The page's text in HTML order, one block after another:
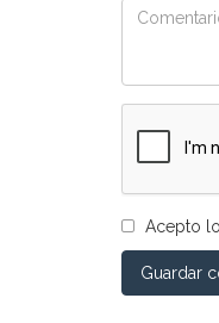
Acepto
Guardar